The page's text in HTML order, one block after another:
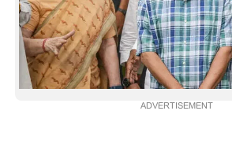
ADVERTISEMENT